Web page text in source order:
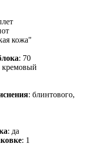
кожа"
: 70
кремовый
: блинтового,
: да
: 1